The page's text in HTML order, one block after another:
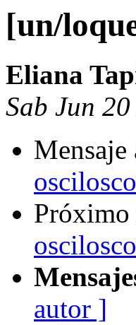
[un/
Eliana
Sab Jun
Mensaje
Próximo
autor ]